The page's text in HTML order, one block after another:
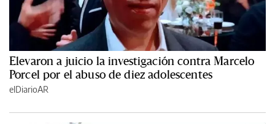
Elevaron a juicio la investigación contra Marcelo
Porcel por el abuso de diez adolescentes
elDiarioAR